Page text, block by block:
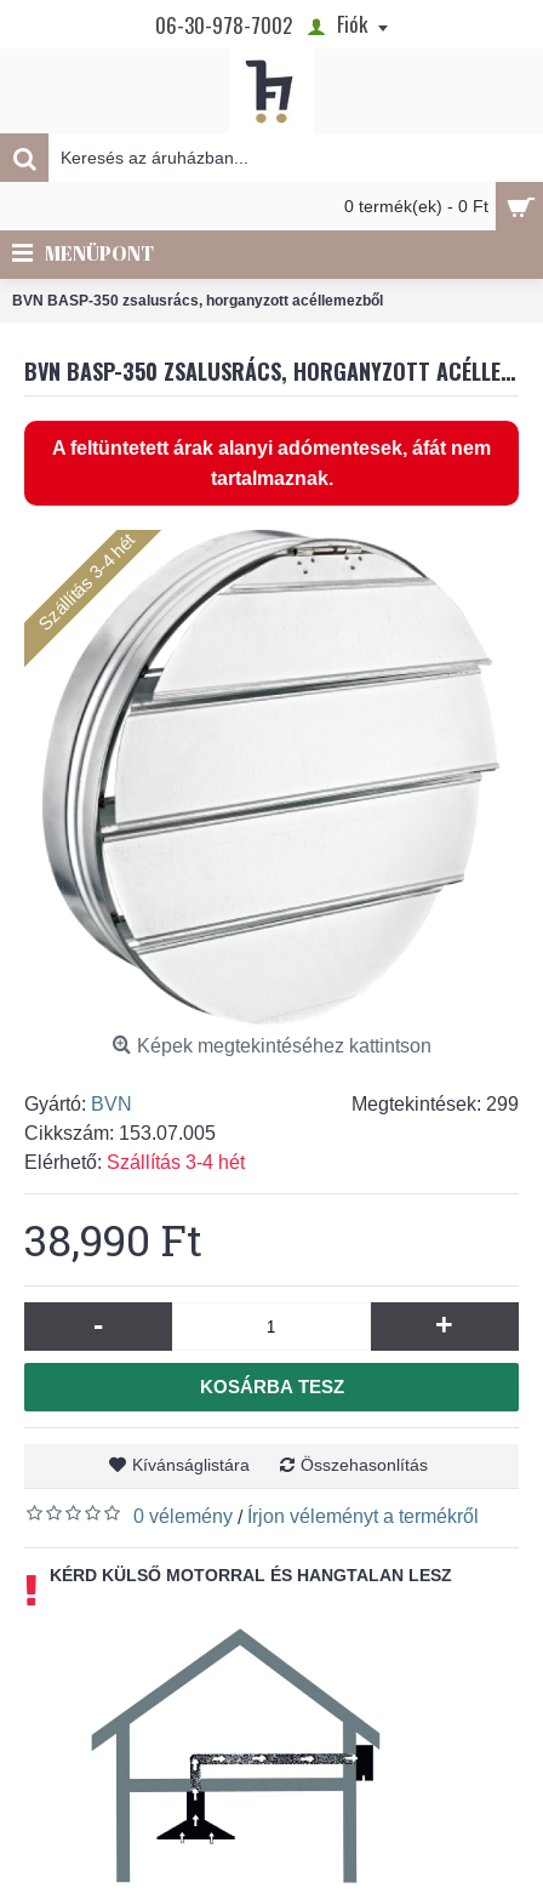
06-30-978-7002 Fiók
0 termék(ek) - 0 Ft
MENÜPONT
BVN BASP-350 zsalusrács, horganyzott acéllemezből
BVN BASP-350 ZSALUSRÁCS, HORGANYZOTT ACÉLLEMEZBŐL
A feltüntetett árak alanyi adómentesek, áfát nem
tartalmaznak.
Szállítás 3-4 hét
Képek megtekintéséhez kattintson
Megtekintések: 299
Gyártó: BVN
Cikkszám: 153.07.005
Elérhető: Szállítás 3-4 hét
38,990 Ft
- +
KOSÁRBA TESZ
Kívánságlistára Összehasonlítás
0 vélemény / Írjon véleményt a termékről
KÉRD KÜLSŐ MOTORRAL ÉS HANGTALAN LESZ